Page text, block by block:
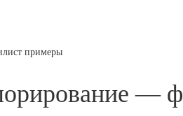
примеры
—